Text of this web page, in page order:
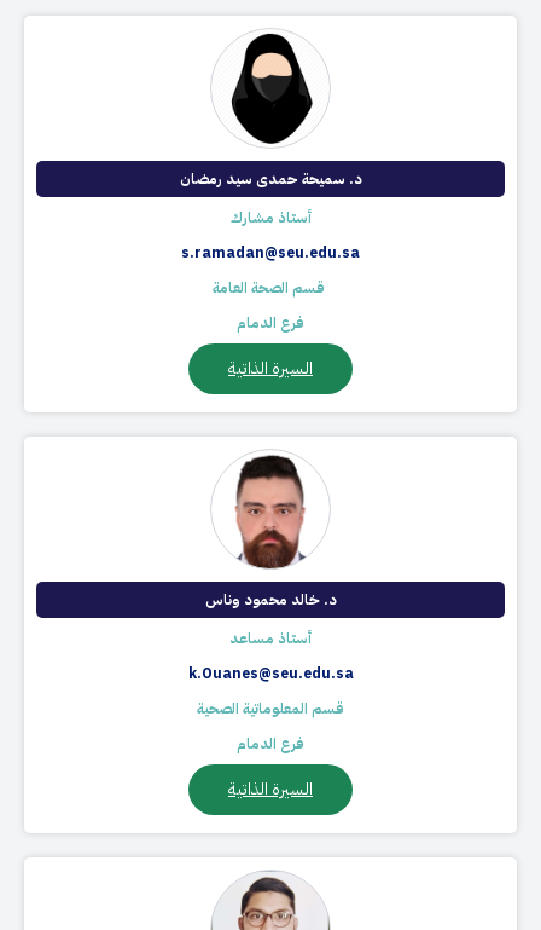
د. سميحة حمدى سيد رمضان
أستاذ مشارك
s.ramadan@seu.edu.sa
​ قسم الصحة العامة
فرع الدمام
السيرة الذاتية
د. خالد محمود وناس
أستاذ مساعد
k.Ouanes@seu.edu.sa
قسم المعلوماتية الصحية
فرع الدمام
السيرة الذاتية